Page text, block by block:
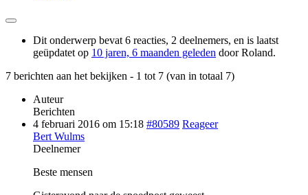
Dit onderwerp bevat 6 reacties, 2 deelnemers, en is laatst
geüpdatet op 10 jaren, 6 maanden geleden doorRoland.
7 berichten aan het bekijken - 1 tot 7 (van in totaal 7)
Auteur
Berichten
4 februari 2016 om 15:18 #80589 Reageer
Bert Wulms
Deelnemer
Beste mensen